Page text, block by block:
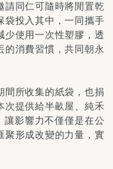
請同仁可隨時將閒置乾
袋投入其中，一同攜手
少使用一次性塑膠，透
的消費習慣，共同朝永
間所收集的紙袋，也捐
次提供給半畝屋、純禾
讓影響力不僅僅是在公
聚形成改變的力量，實